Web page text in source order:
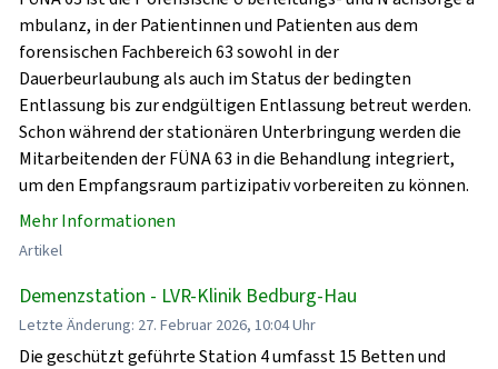
mbulanz, in der Patientinnen und Patienten aus dem
forensischen Fachbereich 63 sowohl in der
Dauerbeurlaubung als auch im Status der bedingten
Entlassung bis zur endgültigen Entlassung betreut werden.
Schon während der stationären Unterbringung werden die
Mitarbeitenden der FÜNA 63 in die Behandlung integriert,
um den Empfangsraum partizipativ vorbereiten zu können.
Mehr Informationen
Artikel
Demenzstation - LVR-Klinik Bedburg-Hau
Letzte Änderung: 27. Februar 2026, 10:04 Uhr
Die geschützt geführte Station 4 umfasst 15 Betten und